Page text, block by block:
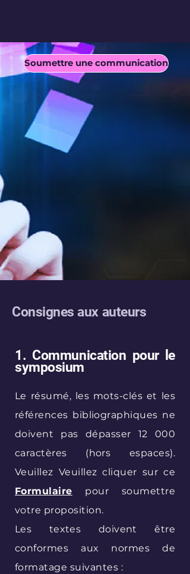
Soumettre une communication
Consignes aux auteurs
1. Communication pour le
symposium
Le résumé, les mots-clés et les
références bibliographiques ne
doivent pas dépasser 12 000
caractères (hors espaces).
Veuillez Veuillez cliquer sur ce
Formulaire pour soumettre
votre proposition.
Les textes doivent être
conformes aux normes de
formatage suivantes :